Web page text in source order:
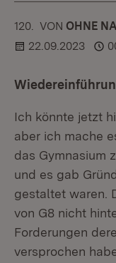
120. KOMMENTAR
VON :OHNE
22.09.2023
Ich könnte jetzt
aber ich mache
das Gymnasium
und es gab
gestaltet waren.
von G8 nicht
Forderungen
versprochen